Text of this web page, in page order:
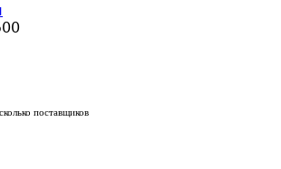
поставщиков